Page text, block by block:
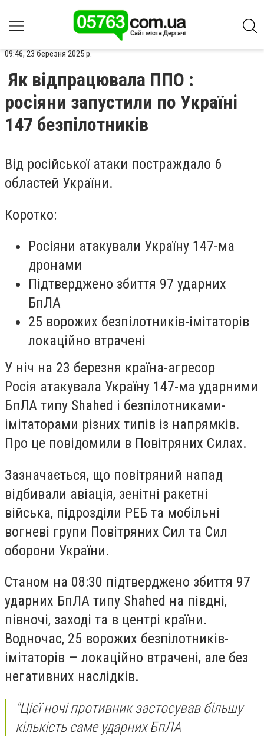
09:46, 23 березня 2025 р.
Як відпрацювала ППО :
росіяни запустили по Україні
147 безпілотників
Від російської атаки постраждало 6
областей України.
Коротко:
Росіяни атакували Україну 147-ма
дронами
Підтверджено збиття 97 ударних
БпЛА
25 ворожих безпілотників-імітаторів
локаційно втрачені
У ніч на 23 березня країна-агресор
Росія атакувала Україну 147-ма ударними
БпЛА типу Shahed і безпілотниками-
імітаторами різних типів із напрямків.
Про це повідомили в Повітряних Силах.
Зазначається, що повітряний напад
відбивали авіація, зенітні ракетні
війська, підрозділи РЕБ та мобільні
вогневі групи Повітряних Сил та Сил
оборони України.
Станом на 08:30 підтверджено збиття 97
ударних БпЛА типу Shahed на півдні,
півночі, заході та в центрі країни.
Водночас, 25 ворожих безпілотників-
імітаторів — локаційно втрачені, але без
негативних наслідків.
"Цієї ночі противник застосував більшу
кількість саме ударних БпЛА